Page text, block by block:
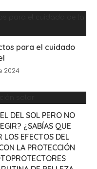
para el cuidado
2024
DEL SOL PERO NO
¿SABÍAS QUE
LOS EFECTOS DEL
LA PROTECCIÓN